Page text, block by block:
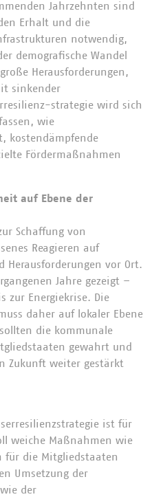
Jahrzehnten sind
Erhalt und die
notwendig,
demografische Wandel
Herausforderungen,
sinkender
strategie wird sich
wie
kostendämpfende
Fördermaßnahmen
auf Ebene der
Schaffung von
Reagieren auf
Herausforderungen vor Ort.
Jahre gezeigt –
zur Energiekrise. Die
daher auf lokaler Ebene
die kommunale
gewahrt und
Zukunft weiter gestärkt
ist für
weiche Maßnahmen wie
für die Mitgliedstaaten
Umsetzung der
der